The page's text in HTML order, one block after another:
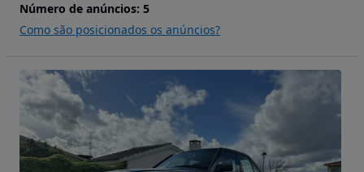
Número de anúncios: 5
Como são posicionados os anúncios?